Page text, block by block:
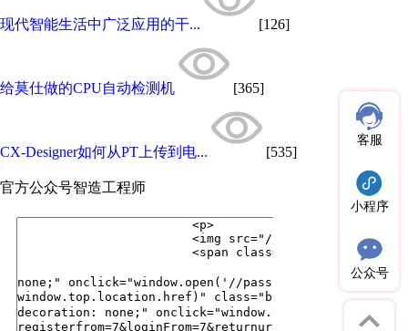
现代智能生活中广泛应用的干... [126]
给莫仕做的CPU自动检测机 [365]
CX-Designer如何从PT上传到电... [535]
官方公众号智造工程师
客服
小程序
公众号